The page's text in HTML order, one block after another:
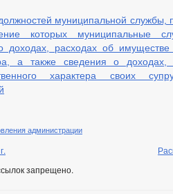
муниципальной службы,
которых муниципальные
доходах, расходах об имуществе
а также сведения о
характера своих
администрации
запрещено.